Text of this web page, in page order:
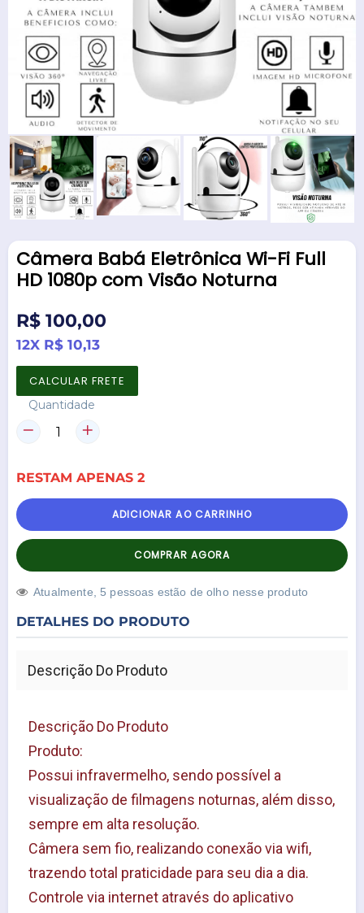
Câmera Babá Eletrônica Wi-Fi Full
HD 1080p com Visão Noturna
Preço
normal
R$ 100,00
12X R$ 10,13
CALCULAR FRETE
Quantidade
RESTAM APENAS 2
ADICIONAR AO CARRINHO
COMPRAR AGORA
Atualmente, 5 pessoas estão de olho nesse produto
DETALHES DO PRODUTO
Descrição Do Produto
Descrição Do Produto
Produto:
Possui infravermelho, sendo possível a
visualização de filmagens noturnas, além disso,
sempre em alta resolução.
Câmera sem fio, realizando conexão via wifi,
trazendo total praticidade para seu dia a dia.
Controle via internet através do aplicativo